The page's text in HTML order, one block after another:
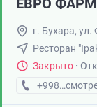
ЕВРО ФАРМ
г. Бухара,
Ресторан
Закрыто ·
+998 (65)